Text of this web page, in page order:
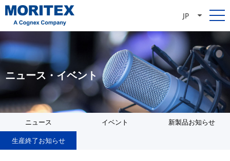
JP
ニュース・イベント
ニュース イベント
新製品お知らせ
生産終了お知らせ